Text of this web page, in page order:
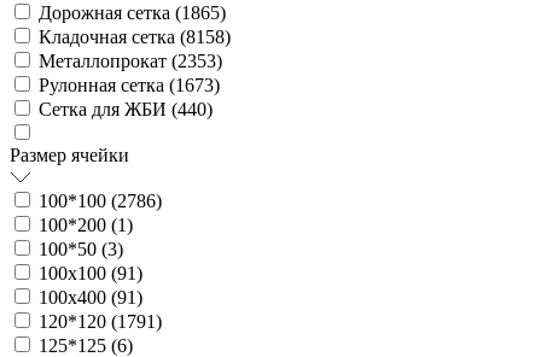
Дорожная сетка (1865)
Кладочная сетка (8158)
Металлопрокат (2353)
Рулонная сетка (1673)
Сетка для ЖБИ (440)
Размер ячейки
100*100 (2786)
100*200 (1)
100*50 (3)
100х100 (91)
100х400 (91)
120*120 (1791)
125*125 (6)